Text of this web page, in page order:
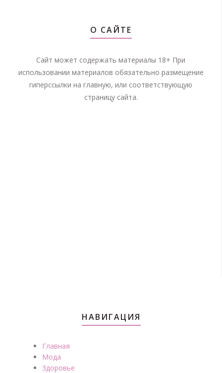
О САЙТЕ
Сайт может содержать материалы 18+ При
использовании материалов обязательно размещение
гиперссылки на главную, или соответствующую
страницу сайта.
НАВИГАЦИЯ
Главная
Мода
Здоровье